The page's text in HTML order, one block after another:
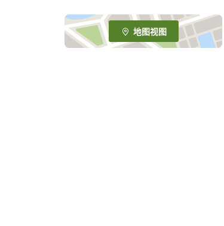
e
_
s
地图视图